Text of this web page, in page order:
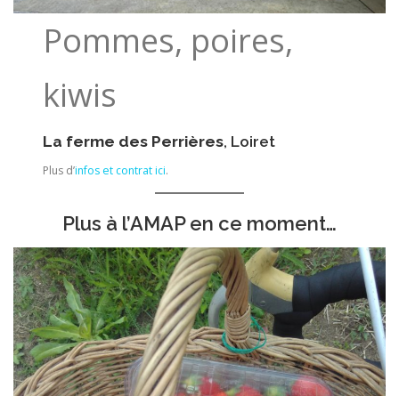
Pommes, poires,
kiwis
La ferme des Perrières, Loiret
Plus d’infos et contrat ici.
Plus à l’AMAP en ce moment…